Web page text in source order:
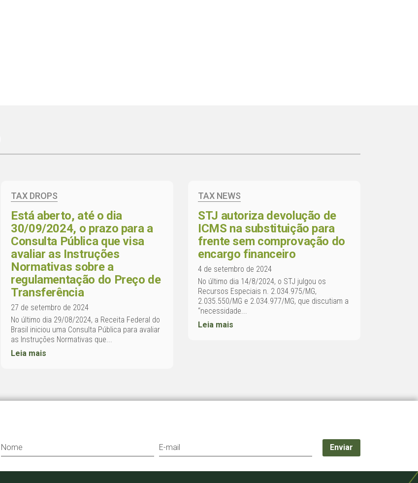
TAX DROPS
Está aberto, até o dia
30/09/2024, o prazo para a
Consulta Pública que visa
avaliar as Instruções
Normativas sobre a
regulamentação do Preço de
Transferência
27 de setembro de 2024
No último dia 29/08/2024, a Receita Federal do
Brasil iniciou uma Consulta Pública para avaliar
as Instruções Normativas que...
Leia mais
TAX NEWS
STJ autoriza devolução de
ICMS na substituição para
frente sem comprovação do
encargo financeiro
4 de setembro de 2024
No último dia 14/8/2024, o STJ julgou os
Recursos Especiais n. 2.034.975/MG,
2.035.550/MG e 2.034.977/MG, que discutiam a
“necessidade...
Leia mais